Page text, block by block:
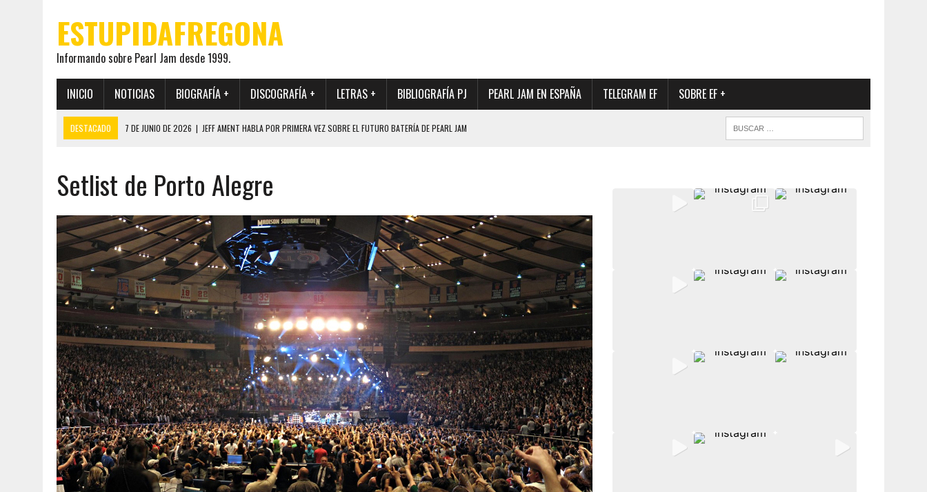
ESTUPIDAFREGONA
Informando sobre Pearl Jam desde 1999.
INICIO NOTICIAS BIOGRAFÍA + DISCOGRAFÍA + LETRAS + BIBLIOGRAFÍA PJ PEARL JAM EN ESPAÑA TELEGRAM EF SOBRE EF +
DESTACADO 7 DE JUNIO DE 2026 | JEFF AMENT HABLA POR PRIMERA VEZ SOBRE EL FUTURO BATERÍA DE PEARL JAM
19 DE MAYO DE 2026
EL ENCUENTRO ENTRE NEIL YOUNG Y PEARL JAM QUE MARCÓ LOS 90, DE NUEVO EN VINILO.
12 DE MAYO DE 2026 |
PEARL JAM REAPARECEN EN OHANA 2026 EN MEDIO DE LA INCERTIDUMBRE SOBRE SU FUTURA FORMACIÓN
28 DE JULIO DE 2026 | JEFF AMENT PUBLICA SINCE FOREVER, UN LIBRO CON FOTOGRAFÍAS INÉDITAS DE LA HISTORIA DE PEARL JAM
Setlist de Porto Alegre